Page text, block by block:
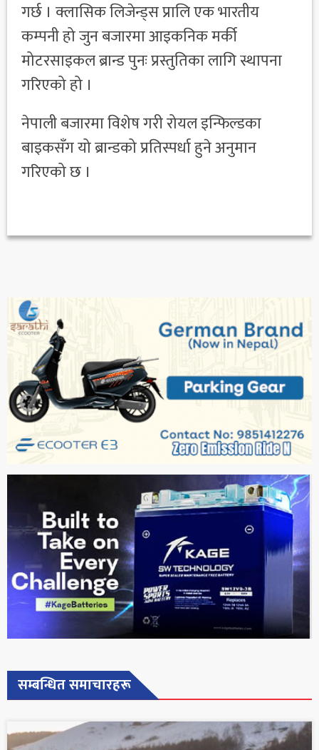
गर्छ । क्लासिक लिजेन्ड्स प्रालि एक भारतीय
कम्पनी हो जुन बजारमा आइकनिक मर्की
मोटरसाइकल ब्रान्ड पुनः प्रस्तुतिका लागि स्थापना
गरिएको हो ।
नेपाली बजारमा विशेष गरी रोयल इन्फिल्डका
बाइकसँग यो ब्रान्डको प्रतिस्पर्धा हुने अनुमान
गरिएको छ ।
सम्बन्धित समाचारहरू